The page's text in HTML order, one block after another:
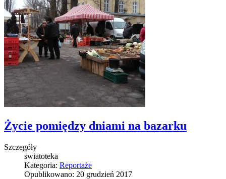
Życie pomiędzy dniami na bazarku
Szczegóły
swiatoteka
Kategoria: Reportaże
Opublikowano: 20 grudzień 2017